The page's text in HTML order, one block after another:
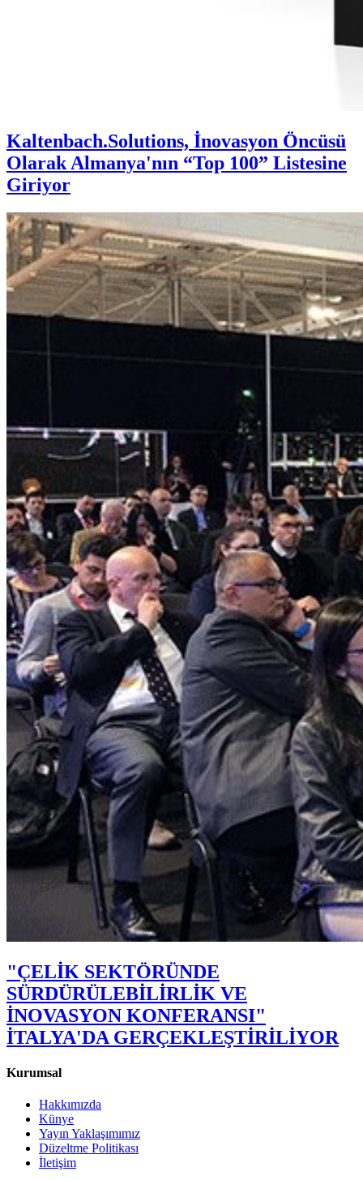
Kaltenbach.Solutions, İnovasyon Öncüsü
Olarak Almanya'nın “Top 100” Listesine
Giriyor
"ÇELİK SEKTÖRÜNDE
SÜRDÜRÜLEBİLİRLİK VE
İNOVASYON KONFERANSI"
İTALYA'DA GERÇEKLEŞTİRİLİYOR
Kurumsal
Hakkımızda
Künye
Yayın Yaklaşımımız
Düzeltme Politikası
İletişim